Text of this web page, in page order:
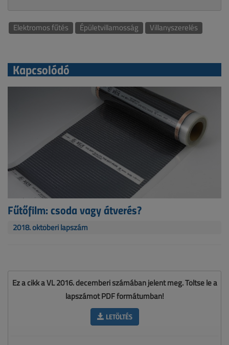
Elektromos fűtés Épületvillamosság Villanyszerelés
Kapcsolódó
Fűtőfilm: csoda vagy átverés?
2018. októberi lapszám
Ez a cikk a VL 2016. decemberi számában jelent meg. Töltse le a
lapszámot PDF formátumban!
LETÖLTÉS